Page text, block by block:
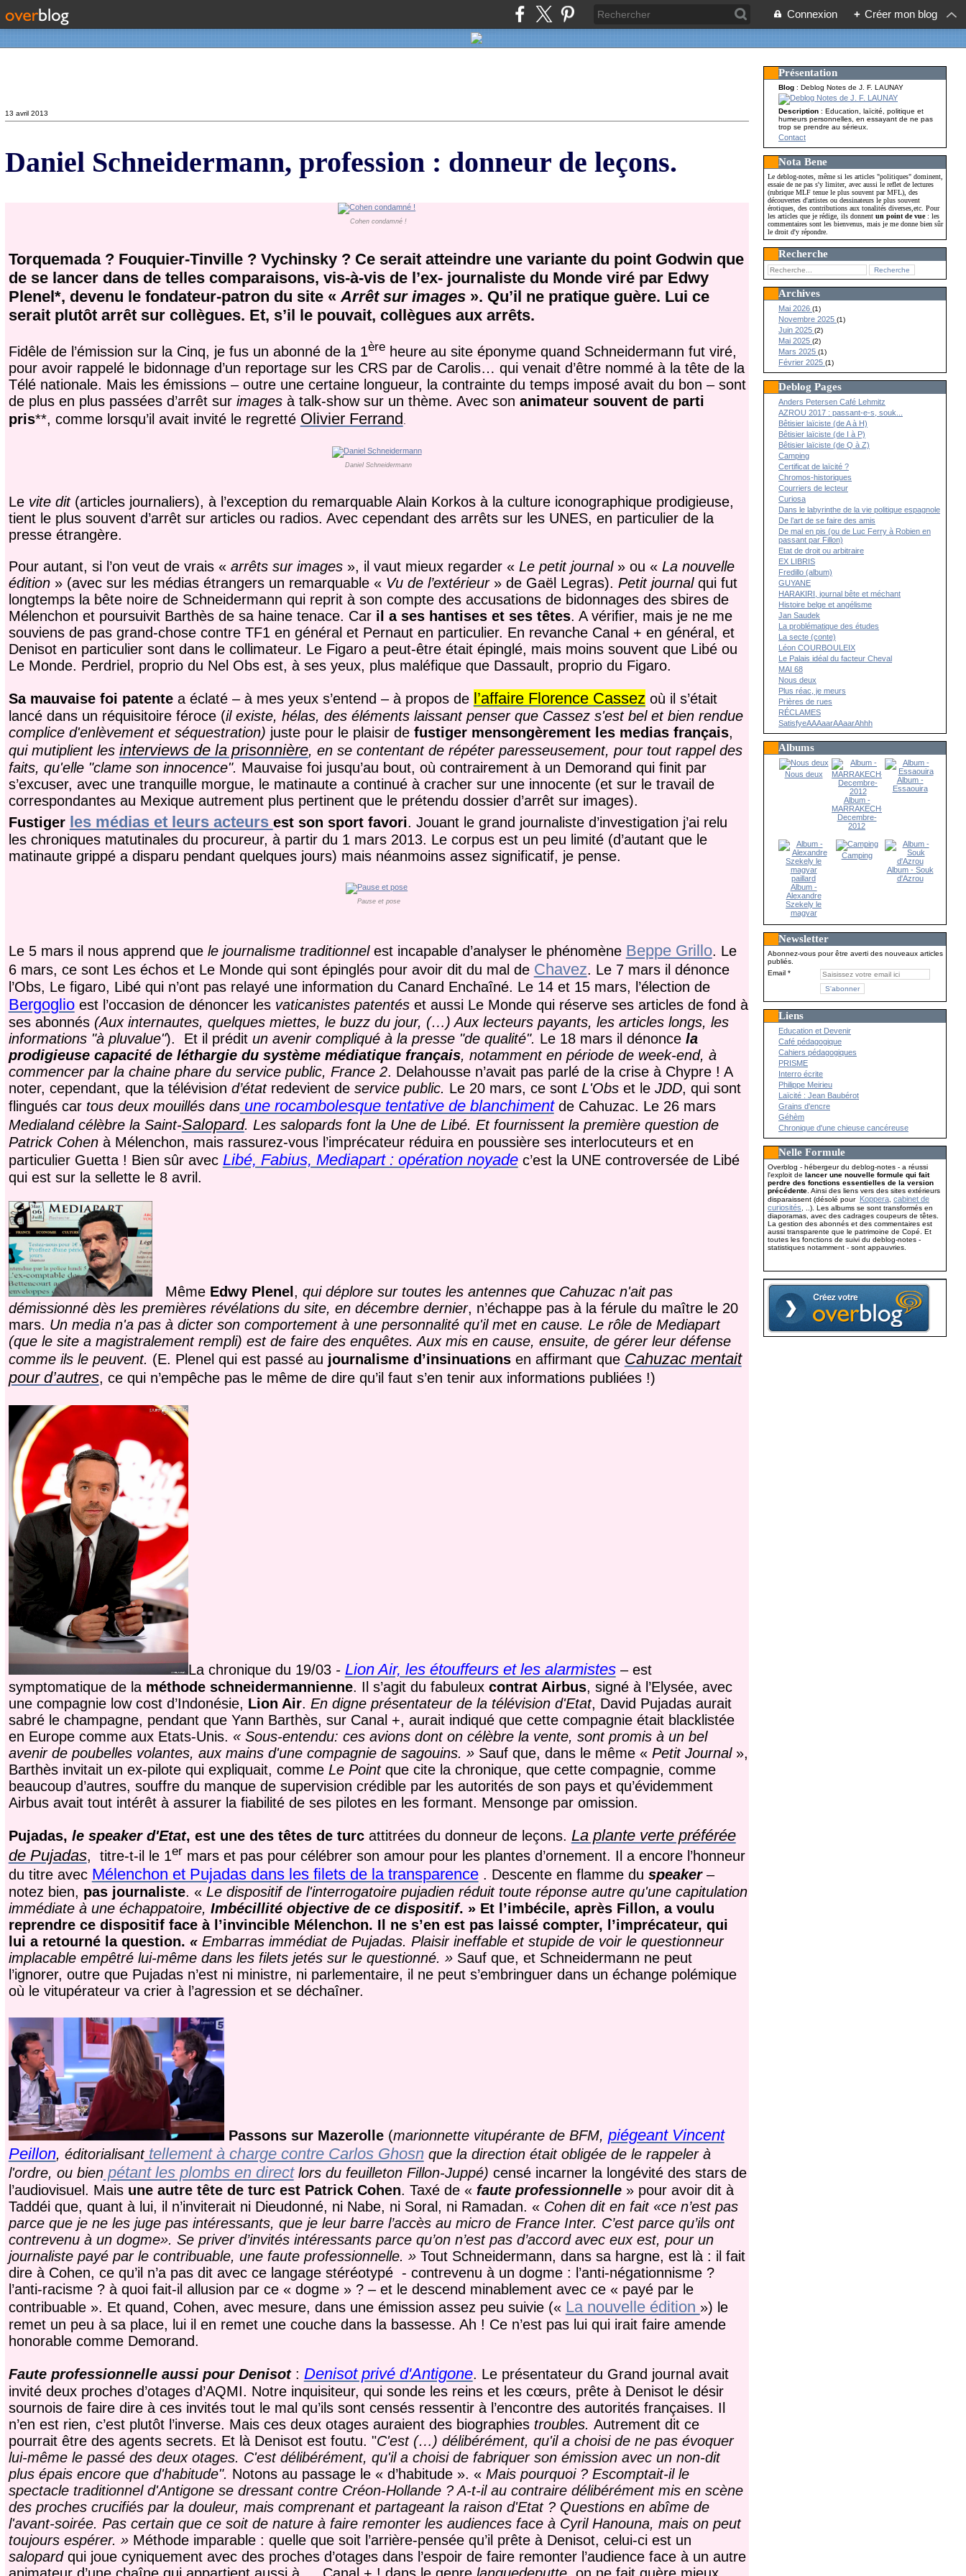
Connexion + Créer mon blog
13 avril 2013
Daniel Schneidermann, profession : donneur de leçons.
Cohen condamné !
Torquemada ? Fouquier-Tinville ? Vychinsky ? Ce serait atteindre une variante du point Godwin que
de se lancer dans de telles comparaisons, vis-à-vis de l’ex- journaliste du Monde viré par Edwy
Plenel*, devenu le fondateur-patron du site «Arrêt sur images ». Qu’il ne pratique guère. Lui ce
serait plutôt arrêt sur collègues. Et, s’il le pouvait, collègues aux arrêts.
Fidêle de l’émission sur la Cinq, je fus un abonné de la 1èreheure au site éponyme quand Schneidermann fut viré,
pour avoir rappelé le bidonnage d’un reportage sur les CRS par de Carolis… qui venait d’être nommé à la tête de la
Télé nationale. Mais les émissions – outre une certaine longueur, la contrainte du temps imposé avait du bon – sont
de plus en plus passées d’arrêt sur imagesà talk-show sur un thème. Avec son animateur souvent de parti
pris**, comme lorsqu’il avait invité le regretté Olivier Ferrand
Daniel Schneidermann
Le vite dit (articles journaliers), à l’exception du remarquable Alain Korkos à la culture iconographique prodigieuse,
tient le plus souvent d’arrêt sur articles ou radios. Avec cependant des arrêts sur les UNES, en particulier de la
presse étrangère.
Pour autant, si l’on veut de vrais « arrêts sur images», il vaut mieux regarder « Le petit journal» ou « La nouvelle
édition» (avec sur les médias étrangers un remarquable « Vu de l’extérieur» de Gaël Legras). Petit journalqui fut
longtemps la bête noire de Schneidermann qui reprit à son compte des accusations de bidonnages des sbires de
Mélenchon et poursuivit Barthès de sa haine tenace. Caril a ses hantises et ses têtes. A vérifier, mais je ne me
souviens de pas grand-chose contre TF1 en général et Pernaut en particulier. En revanche Canal + en général, et
Denisot en particulier sont dans le collimateur. Le Figaro a peut-être était épinglé, mais moins souvent que Libé ou
Le Monde. Perdriel, proprio du Nel Obs est, à ses yeux, plus maléfique que Dassault, proprio du Figaro.
Sa mauvaise foi patentea éclaté – à mes yeux s’entend – à propos de l’affaire Florence Cassez où il s’était
lancé dans un réquisitoire féroce (il existe, hélas, des éléments laissant penser que Cassez s'est bel et bien rendue
complice d'enlèvement et séquestration) juste pour le plaisir de fustiger mensongèrement les medias français,
qui mutiplient les interviews de la prisonnière, en se contentant de répéter paresseusement, pour tout rappel des
faits, qu'elle "clame son innocence". Mauvaise foi jusqu’au bout, où contrairement à un Demorand qui finit par
s’excuser, avec une tranquille morgue, le matinaute a continué à cracher sur une innocente (et sur le travail de
correspondantes au Mexique autrement plus pertinent que le prétendu dossier d’arrêt sur images).
Fustiger les médias et leurs acteurs est son sport favori. Jouant le grand journaliste d’investigation j’ai relu
les chroniques matutinales du procureur, à partir du 1 mars 2013. Le corpus est un peu limité (d’autant que le
matinaute grippé a disparu pendant quelques jours) mais néanmoins assez significatif, je pense.
Pause et pose
Le 5 mars il nous apprend que le journalisme traditionnelest incapable d’analyser le phénomène Beppe Grillo. Le
6 mars, ce sont Les échos et Le Monde qui sont épinglés pour avoir dit du mal de Chavez. Le 7 mars il dénonce
l’Obs, Le figaro, Libé qui n’ont pas relayé une information du Canard Enchaîné. Le 14 et 15 mars, l’élection de
Bergoglioest l’occasion de dénoncer les vaticanistes patentés et aussi Le Monde qui réserve ses articles de fond à
ses abonnés(Aux internautes, quelques miettes, le buzz du jour, (…) Aux lecteurs payants, les articles longs, les
informations "à pluvalue"). Et il prédit un avenir compliqué à la presse "de qualité". Le 18 mars il dénonce la
prodigieuse capacité de léthargie du système médiatique français, notamment en période de week-end, à
commencer par la chaine phare du service public, France 2. Delahousse n’avait pas parlé de la crise à Chypre ! A
noter, cependant, que la télévision d’étatredevient de service public. Le 20 mars, ce sont L'Obset le JDD, qui sont
flingués car tous deux mouillés dans une rocambolesque tentative de blanchimentde Cahuzac. Le 26 mars
Medialand célèbre la Saint-Salopard. Les salopards font la Une deLibé. Et fournissent la première question de
Patrick Cohen à Mélenchon, mais rassurez-vous l’imprécateur réduira en poussière ses interlocuteurs et en
particulier Guetta ! Bien sûr avec Libé, Fabius, Mediapart : opération noyadec’est la UNE controversée de Libé
qui est sur la sellette le 8 avril.
Même Edwy Plenel , qui déplore sur toutes les antennes que Cahuzac n'ait pas
démissionné dès les premières révélations du site, en décembre dernier, n’échappe pas à la férule du maître le 20
mars. Un media n'a pas à dicter son comportement à une personnalité qu'il met en cause. Le rôle de Mediapart
(que le site a magistralement rempli) est de faire des enquêtes. Aux mis en cause, ensuite, de gérer leur défense
comme ils le peuvent. (E. Plenel qui est passé au journalisme d’insinuationsen affirmant que Cahuzac mentait
pour d’autres, ce qui n’empêche pas le même de dire qu’il faut s’en tenir aux informations publiées !)
La chronique du 19/03 - Lion Air, les étouffeurs et les alarmistes– est
symptomatique de la méthode schneidermannienne. Il s’agit du fabuleux contrat Airbus, signé à l’Elysée, avec
une compagnie low cost d’Indonésie, Lion Air. En digne présentateur de la télévision d'Etat, David Pujadas aurait
sabré le champagne, pendant que Yann Barthès, sur Canal +, aurait indiqué que cette compagnie était blacklistée
en Europe comme aux Etats-Unis. « Sous-entendu: ces avions dont on célèbre la vente, sont promis à un bel
avenir de poubelles volantes, aux mains d'une compagnie de sagouins. » Sauf que, dans le même « Petit Journal»,
Barthès invitait un ex-pilote qui expliquait, comme Le Pointque cite la chronique, que cette compagnie, comme
beaucoup d’autres, souffre du manque de supervision crédible par les autorités de son pays et qu’évidemment
Airbus avait tout intérêt à assurer la fiabilité de ses pilotes en les formant. Mensonge par omission.
Pujadas, le speaker d'Etat, est une des têtes de turcattitrées du donneur de leçons. La plante verte préférée
de Pujadas, titre-t-il le 1er mars et pas pour célébrer son amour pour les plantes d’ornement. Il a encore l’honneur
du titre avec Mélenchon et Pujadas dans les filets de la transparence. Descente en flamme du speaker–
notez bien, pas journaliste. « Le dispositif de l'interrogatoire pujadien réduit toute réponse autre qu'une capitulation
immédiate à une échappatoire, Imbécillité objective de ce dispositif. » Et l’imbécile, après Fillon, a voulu
reprendre ce dispositif face à l’invincible Mélenchon. Il ne s’en est pas laissé compter, l’imprécateur, qui
lui a retourné la question. « Embarras immédiat de Pujadas. Plaisir ineffable et stupide de voir le questionneur
implacable empêtré lui-même dans les filets jetés sur le questionné. » Sauf que, et Schneidermann ne peut
l’ignorer, outre que Pujadas n’est ni ministre, ni parlementaire, il ne peut s’embringuer dans un échange polémique
où le vitupérateur va crier à l’agression et se déchaîner.
Passons sur Mazerolle(marionnette vitupérante de BFM, piégeant Vincent
Peillon, éditorialisant tellement à charge contre Carlos Ghosnque la direction était obligée de le rappeler à
l'ordre, ou bienpétant les plombs en directlors du feuilleton Fillon-Juppé) censé incarner la longévité des stars de
l’audiovisuel. Mais une autre tête de turc est Patrick Cohen. Taxé de« faute professionnelle» pour avoir dit à
Taddéi que, quant à lui, il n’inviterait ni Dieudonné, ni Nabe, ni Soral, ni Ramadan. « Cohen dit en fait «ce n’est pas
parce que je ne les juge pas intéressants, que je leur barre l’accès au micro de France Inter. C’est parce qu’ils ont
contrevenu à un dogme». Se priver d’invités intéressants parce qu’on n’est pas d’accord avec eux est, pour un
journaliste payé par le contribuable, une faute professionnelle. » Tout Schneidermann, dans sa hargne, est là : il fait
dire à Cohen, ce qu’il n’a pas dit avec ce langage stéréotypé - contrevenu à un dogme : l’anti-négationnisme ?
l’anti-racisme ? à quoi fait-il allusion par ce « dogme » ? – et le descend minablement avec ce « payé par le
contribuable ». Et quand, Cohen, avec mesure, dans une émission assez peu suivie (« La nouvelle édition ») le
remet un peu à sa place, lui il en remet une couche dans la bassesse. Ah ! Ce n’est pas lui qui irait faire amende
honorable comme Demorand.
Faute professionnelle aussi pour Denisot: Denisot privé d'Antigone. Le présentateur du Grand journal avait
invité deux proches d’otages d’AQMI. Notre inquisiteur, qui sonde les reins et les cœurs, prête à Denisot le désir
sournois de faire dire à ces invités tout le mal qu’ils sont censés ressentir à l’encontre des autorités françaises. Il
n’en est rien, c’est plutôt l’inverse. Mais ces deux otages auraient des biographies troubles. Autrement dit ce
pourrait être des agents secrets. Et là Denisot est foutu. "C'est (…) délibérément, qu'il a choisi de ne pas évoquer
lui-même le passé des deux otages. C'est délibérément, qu'il a choisi de fabriquer son émission avec un non-dit
plus épais encore que d'habitude". Notons au passage le « d’habitude ». « Mais pourquoi ? Escomptait-il le
spectacle traditionnel d'Antigone se dressant contre Créon-Hollande ? A-t-il au contraire délibérément mis en scène
des proches crucifiés par la douleur, mais comprenant et partageant la raison d'Etat ? Questions en abîme de
l'avant-soirée. Pas certain que ce soit de nature à faire remonter les audiences face à Cyril Hanouna, mais on peut
toujours espérer. » Méthode imparable : quelle que soit l’arrière-pensée qu’il prête à Denisot, celui-ci est un
salopard qui joue cyniquement avec des proches d’otages dans l’espoir de faire remonter l’audience face à un autre
Présentation
Blog : Deblog Notes de J. F. LAUNAY
Description: Education, laïcité, politique et
humeurs personnelles, en essayant de ne pas
trop se prendre au sérieux.
Contact
Nota Bene
Le deblog-notes, même si les articles "politiques" dominent,
essaie de ne pas s'y limiter, avec aussi le reflet de lectures
(rubrique MLF tenue le plus souvent par MFL), des
découvertes d'artistes ou dessinateurs le plus souvent
érotiques, des contributions aux tonalités diverses,etc. Pour
les articles que je rédige, ils donnentun point de vue: les
commentaires sont les bienvenus, mais je me donne bien sûr
le droit d'y répondre.
Recherche
Archives
Mai 2026(1)
Novembre 2025(1)
Juin 2025(2)
Mai 2025(2)
Mars 2025(1)
Février 2025(1)
Deblog Pages
Anders Petersen Café Lehmitz
AZROU 2017 : passant-e-s, souk...
Bêtisier laïciste (de A à H)
Bêtisier laïciste (de I à P)
Bêtisier laïciste (de Q à Z)
Camping
Certificat de laïcité ?
Chromos-historiques
Courriers de lecteur
Curiosa
Dans le labyrinthe de la vie politique espagnole
De l’art de se faire des amis
De mal en pis (ou de Luc Ferry à Robien en
passant par Fillon)
Etat de droit ou arbitraire
EX LIBRIS
Fredillo (album)
GUYANE
HARAKIRI, journal bête et méchant
Histoire belge et angélisme
Jan Saudek
La problématique des études
La secte (conte)
Léon COURBOULEIX
Le Palais idéal du facteur Cheval
MAI 68
Nous deux
Plus réac, je meurs
Prières de rues
RÉCLAMES
SatisfyeAAAaarAAaarAhhh
Albums
Nous deux
Album -
MARRAKECH-
Decembre-
2012
Album -
Essaouira
Album -
Alexandre
Szekely le
magyar
Camping
Album - Souk
d'Azrou
Newsletter
Abonnez-vous pour être averti des nouveaux articles
publiés.
Email
Liens
Education et Devenir
Café pédagogique
Cahiers pédagogiques
PRISME
Interro écrite
Philippe Meirieu
Laïcité : Jean Baubérot
Grains d'encre
Géhèm
Chronique d'une chieuse cancéreuse
Nelle Formule
Overblog - hébergeur du deblog-notes - a réussi
l'exploit delancer une nouvelle formule qui fait
perdre des fonctions essentielles de la version
précédente . Ainsi des liens vers des sites extérieurs
disparaissent (désolé pour Koppera ,cabinet de
curiosités , ..). Les albums se sont transformés en
diaporamas, avec des cadrages coupeurs de têtes.
La gestion des abonnés et des commentaires est
aussi transparente que le patrimoine de Copé. Et
toutes les fonctions de suivi du deblog-notes -
statistiques notamment - sont appauvries.